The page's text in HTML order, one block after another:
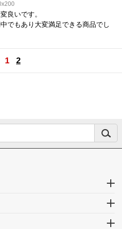
良いです。
でもあり大変満足できる商品でし
1 2